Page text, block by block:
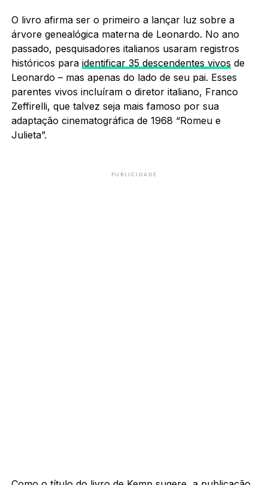
O livro afirma ser o primeiro a lançar luz sobre a
árvore genealógica materna de Leonardo. No ano
passado, pesquisadores italianos usaram registros
históricos para identificar 35 descendentes vivos de
Leonardo – mas apenas do lado de seu pai. Esses
parentes vivos incluíram o diretor italiano, Franco
Zeffirelli, que talvez seja mais famoso por sua
adaptação cinematográfica de 1968 “Romeu e
Julieta”.
PUBLICIDADE